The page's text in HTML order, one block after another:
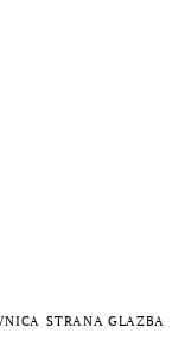
STRANA GLAZBA